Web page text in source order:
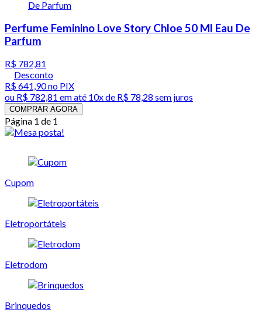
Perfume Feminino Love Story Chloe 50 Ml Eau De
Parfum
R$ 782,81
Desconto
R$ 641,90no PIX
ou R$ 782,81 em até 10x de R$ 78,28 sem juros
COMPRAR AGORA
Página 1 de 1
Cupom
Eletroportáteis
Eletrodom
Brinquedos